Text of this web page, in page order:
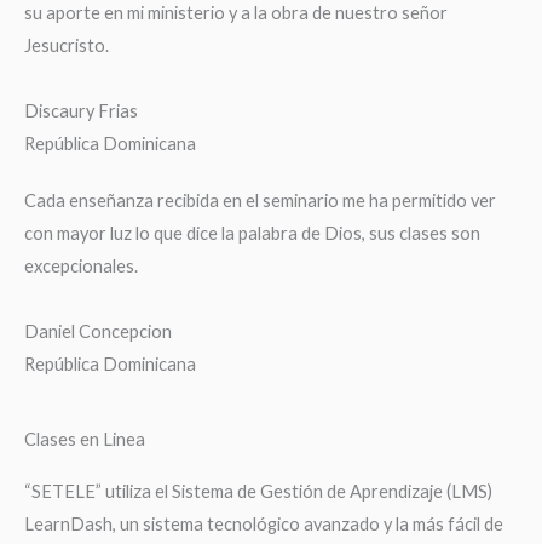
su aporte en mi ministerio y a la obra de nuestro señor
Jesucristo.
Discaury Frias
República Dominicana
Cada enseñanza recibida en el seminario me ha permitido ver
con mayor luz lo que dice la palabra de Dios, sus clases son
excepcionales.
Daniel Concepcion
República Dominicana
Clases en Linea
“SETELE” utiliza el Sistema de Gestión de Aprendizaje (LMS)
LearnDash, un sistema tecnológico avanzado y la más fácil de